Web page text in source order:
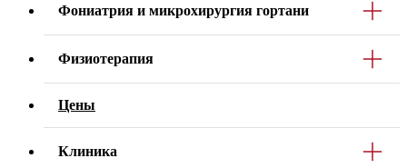
Фониатрия и микрохирургия гортани
Физиотерапия
Цены
Клиника